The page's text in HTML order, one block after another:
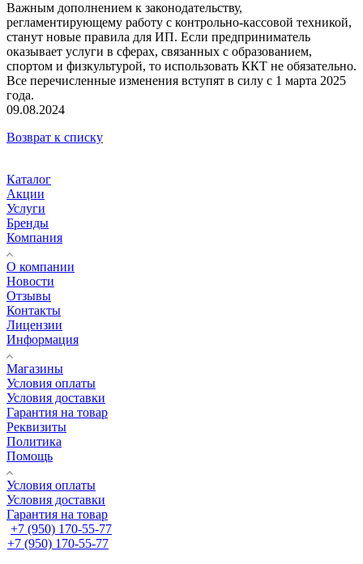
Важным дополнением к законодательству,
регламентирующему работу с контрольно-кассовой техникой,
станут новые правила для ИП. Если предприниматель
оказывает услуги в сферах, связанных с образованием,
спортом и физкультурой, то использовать ККТ не обязательно.
Все перечисленные изменения вступят в силу с 1 марта 2025
года.
09.08.2024
Возврат к списку
Каталог
Акции
Услуги
Бренды
Компания
О компании
Новости
Отзывы
Контакты
Лицензии
Информация
Магазины
Условия оплаты
Условия доставки
Гарантия на товар
Реквизиты
Политика
Помощь
Условия оплаты
Условия доставки
Гарантия на товар
+7 (950) 170-55-77
+7 (950) 170-55-77